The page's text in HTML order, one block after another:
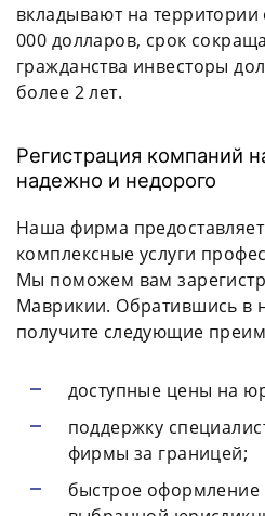
вкладывают на
000 долларов, срок
гражданства инвесторы
более 2 лет.
Регистрация компаний
надежно и недорого
Наша фирма
комплексные услуги
Мы поможем вам
Маврикии. Обратившись в
получите следующие
доступные цены на
поддержку
фирмы за границей;
быстрое